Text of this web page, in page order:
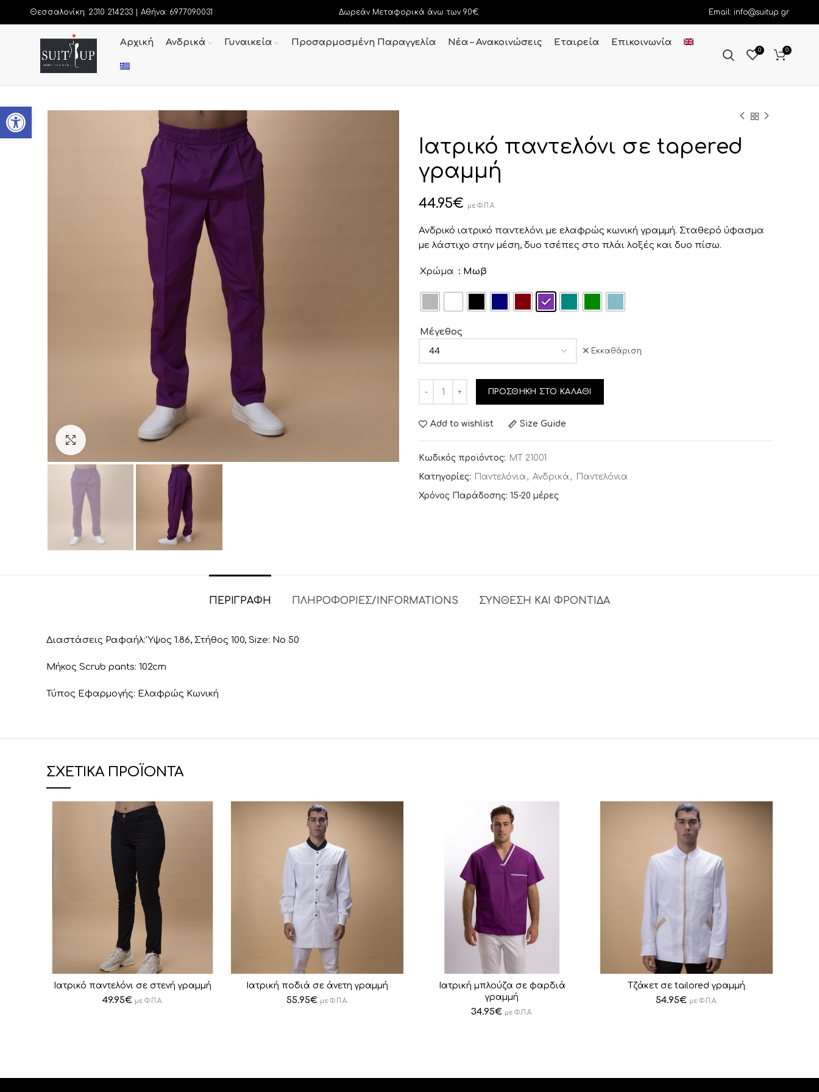
Ανοίξτε τη γραμμή εργαλείων
Θεσσαλονίκη: 2310 214233 | Αθήνα: 6977090031 Δωρεάν Μεταφορικά άνω των 90€ Email: info@suitup.gr
Αρχική Ανδρικά Γυναικεία Προσαρμοσμένη Παραγγελία Νέα – Ανακοινώσεις Εταιρεία Επικοινωνία
0 0
Click to enlarge
Ιατρικό παντελόνι σε tapered
γραμμή
44.95€ με Φ.Π.Α.
Ανδρικό ιατρικό παντελόνι με ελαφρώς κωνική γραμμή. Σταθερό ύφασμα
με λάστιχο στην μέση, δυο τσέπες στο πλάι λοξές και δυο πίσω.
Χρώμα : Μωβ
Μέγεθος
Εκκαθάριση
ΠΡΟΣΘΉΚΗ ΣΤΟ ΚΑΛΆΘΙ
Add to wishlist Size Guide
Κωδικός προϊόντος: MT 21001
Κατηγορίες: Παντελόνια , Ανδρικά , Παντελόνια
Χρόνος Παράδοσης: 15-20 μέρες
ΠΕΡΙΓΡΑΦΉ ΠΛΗΡΟΦΟΡΙΕΣ/INFORMATIONS ΣΎΝΘΕΣΗ ΚΑΙ ΦΡΟΝΤΊΔΑ
Διαστάσεις Ραφαήλ: Ύψος 1.86, Στήθος 100, Size: No 50
Μήκος Scrub pants: 102cm
Τύπος Εφαρμογής: Ελαφρώς Κωνική
ΣΧΕΤΙΚΆ ΠΡΟΪΌΝΤΑ
Ιατρικό παντελόνι σε στενή γραμμή
49.95€ με Φ.Π.Α.
Ιατρική ποδιά σε άνετη γραμμή
55.95€ με Φ.Π.Α.
Ιατρική μπλούζα σε φαρδιά
γραμμή
34.95€ με Φ.Π.Α.
Tζάκετ σε tailored γραμμή
54.95€ με Φ.Π.Α.